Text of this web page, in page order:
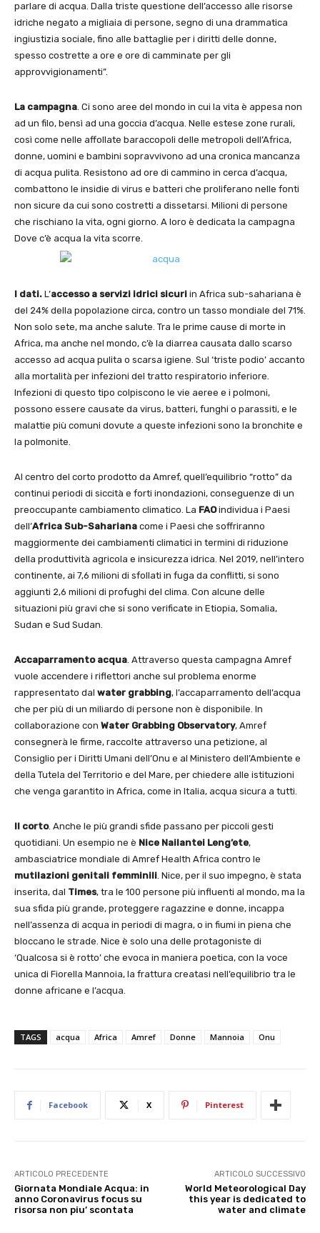
parlare di acqua. Dalla triste questione dell’accesso alle risorse
idriche negato a migliaia di persone, segno di una drammatica
ingiustizia sociale, fino alle battaglie per i diritti delle donne,
spesso costrette a ore e ore di camminate per gli
approvvigionamenti”.
La campagna. Ci sono aree del mondo in cui la vita è appesa non
ad un filo, bensì ad una goccia d’acqua. Nelle estese zone rurali,
così come nelle affollate baraccopoli delle metropoli dell’Africa,
donne, uomini e bambini sopravvivono ad una cronica mancanza
di acqua pulita. Resistono ad ore di cammino in cerca d’acqua,
combattono le insidie di virus e batteri che proliferano nelle fonti
non sicure da cui sono costretti a dissetarsi. Milioni di persone
che rischiano la vita, ogni giorno. A loro è dedicata la campagna
Dove c’è acqua la vita scorre.
I dati. L’accesso a servizi idrici sicuri in Africa sub-sahariana è
del 24% della popolazione circa, contro un tasso mondiale del 71%.
Non solo sete, ma anche salute. Tra le prime cause di morte in
Africa, ma anche nel mondo, c’è la diarrea causata dallo scarso
accesso ad acqua pulita o scarsa igiene. Sul ‘triste podio’ accanto
alla mortalità per infezioni del tratto respiratorio inferiore.
Infezioni di questo tipo colpiscono le vie aeree e i polmoni,
possono essere causate da virus, batteri, funghi o parassiti, e le
malattie più comuni dovute a queste infezioni sono la bronchite e
la polmonite.
Al centro del corto prodotto da Amref, quell’equilibrio “rotto” da
continui periodi di siccità e forti inondazioni, conseguenze di un
preoccupante cambiamento climatico. La FAOindividua i Paesi
dell’Africa Sub-Sahariana come i Paesi che soffriranno
maggiormente dei cambiamenti climatici in termini di riduzione
della produttività agricola e insicurezza idrica. Nel 2019, nell’intero
continente, ai 7,6 milioni di sfollati in fuga da conflitti, si sono
aggiunti 2,6 milioni di profughi del clima. Con alcune delle
situazioni più gravi che si sono verificate in Etiopia, Somalia,
Sudan e Sud Sudan.
Accaparramento acqua. Attraverso questa campagna Amref
vuole accendere i riflettori anche sul problema enorme
rappresentato dal water grabbing, l’accaparramento dell’acqua
che per più di un miliardo di persone non è disponibile. In
collaborazione con Water Grabbing Observatory, Amref
consegnerà le firme, raccolte attraverso una petizione, al
Consiglio per i Diritti Umani dell’Onu e al Ministero dell’Ambiente e
della Tutela del Territorio e del Mare, per chiedere alle istituzioni
che venga garantito in Africa, come in Italia, acqua sicura a tutti.
Il corto. Anche le più grandi sfide passano per piccoli gesti
quotidiani. Un esempio ne è Nice Nailantei Leng’ete,
ambasciatrice mondiale di Amref Health Africa contro le
mutilazioni genitali femminili. Nice, per il suo impegno, è stata
inserita, dal Times, tra le 100 persone più influenti al mondo, ma la
sua sfida più grande, proteggere ragazzine e donne, incappa
nell’assenza di acqua in periodi di magra, o in fiumi in piena che
bloccano le strade. Nice è solo una delle protagoniste di
‘Qualcosa si è rotto’ che evoca in maniera poetica, con la voce
unica di Fiorella Mannoia, la frattura creatasi nell’equilibrio tra le
donne africane e l’acqua.
TAGS acqua Africa Amref Donne Mannoia Onu
Facebook X Pinterest
ARTICOLO PRECEDENTE
Giornata Mondiale Acqua: in
anno Coronavirus focus su
risorsa non piu’ scontata
ARTICOLO SUCCESSIVO
World Meteorological Day
this year is dedicated to
water and climate